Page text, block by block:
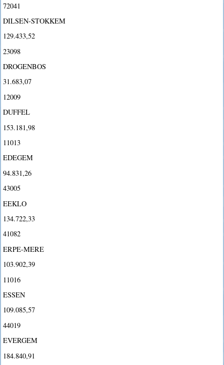
72041
DILSEN-STOKKEM
129.433,52
23098
DROGENBOS
31.683,07
12009
DUFFEL
153.181,98
11013
EDEGEM
94.831,26
43005
EEKLO
134.722,33
41082
ERPE-MERE
103.902,39
11016
ESSEN
109.085,57
44019
EVERGEM
184.840,91